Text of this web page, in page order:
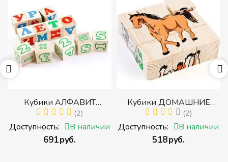
Кубики АЛФАВИТ
РУССКИЙ С ЦИФРАМИ
(Томик) (Набор кубиков с
буквами, цифрами,
математическими знаками
(2)
Доступность: В наличии
‍691‍руб.
Кубики ДОМАШНИЕ
ЖИВОТНЫЕ (Томик)
(Набор кубиков
разрезных (складных))
(2)
Доступность: В наличии
‍518‍руб.